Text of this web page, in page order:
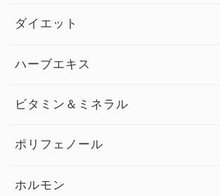
その他 トップ
健康セミナー
ダイエット
ダイエット トップ
ハーブエキス
ビタミン＆ミネラル
ビタミン＆ミネラル トップ
ポリフェノール
ホルモン